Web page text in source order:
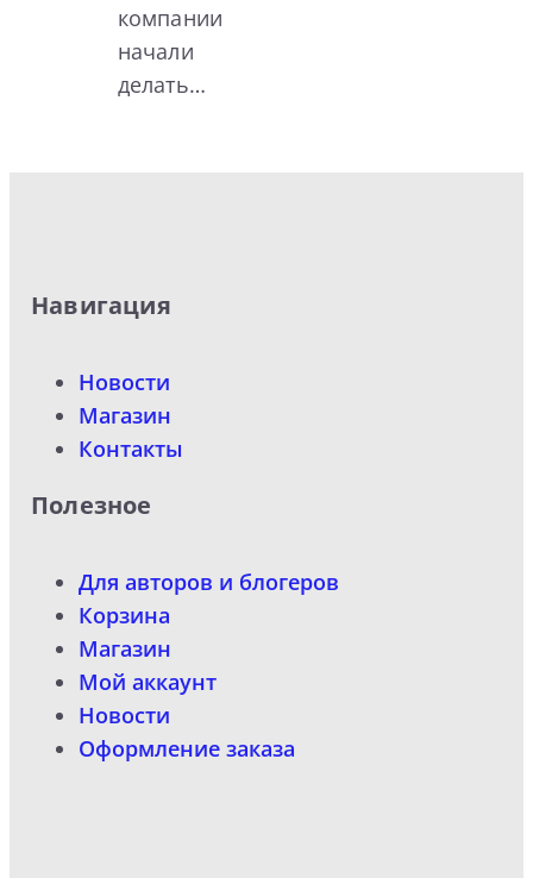
компании
начали
делать…
Навигация
Новости
Магазин
Контакты
Полезное
Для авторов и блогеров
Корзина
Магазин
Мой аккаунт
Новости
Оформление заказа